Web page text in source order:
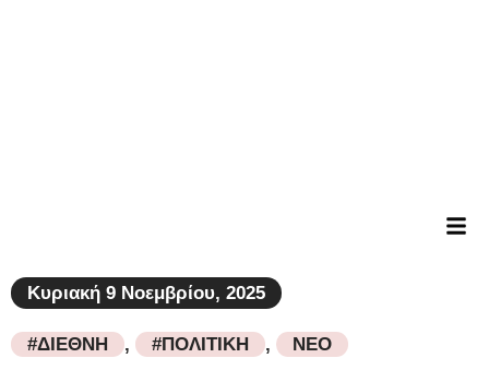
Κυριακή 9 Νοεμβρίου, 2025
#ΔΙΕΘΝΗ , #ΠΟΛΙΤΙΚΗ , ΝΕΟ